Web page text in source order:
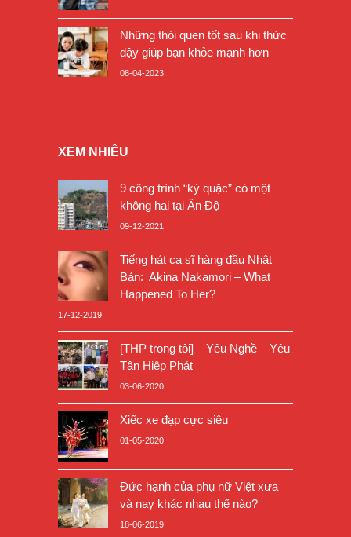
Những thói quen tốt sau khi thức
dậy giúp bạn khỏe mạnh hơn
08-04-2023
XEM NHIỀU
9 công trình “kỳ quặc” có một
không hai tại Ấn Độ
09-12-2021
Tiếng hát ca sĩ hàng đầu Nhật
Bản: Akina Nakamori – What
Happened To Her?
17-12-2019
[THP trong tôi] – Yêu Nghề – Yêu
Tân Hiệp Phát
03-06-2020
Xiếc xe đạp cực siêu
01-05-2020
Đức hạnh của phụ nữ Việt xưa
và nay khác nhau thế nào?
18-06-2019